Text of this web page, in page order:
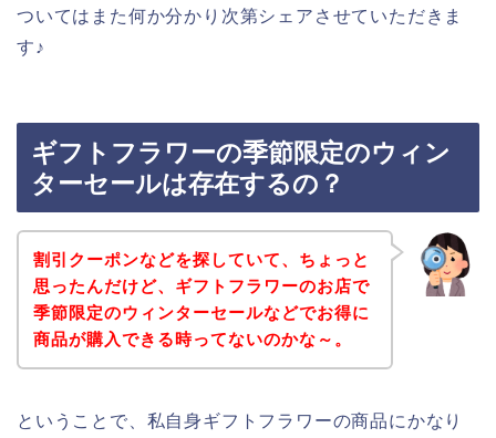
ついてはまた何か分かり次第シェアさせていただきま
す♪
ギフトフラワーの季節限定のウィン
ターセールは存在するの？
割引クーポンなどを探していて、ちょっと
思ったんだけど、ギフトフラワーのお店で
季節限定のウィンターセールなどでお得に
商品が購入できる時ってないのかな～。
ということで、私自身ギフトフラワーの商品にかなり